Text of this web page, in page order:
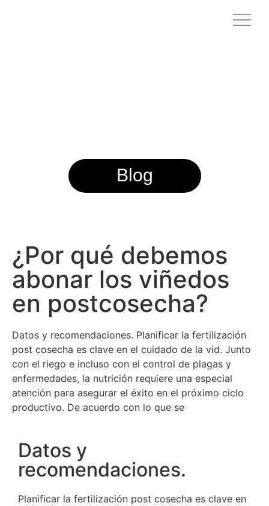
Blog
¿Por qué debemos
abonar los viñedos
en postcosecha?
Datos y recomendaciones. Planificar la fertilización
post cosecha es clave en el cuidado de la vid. Junto
con el riego e incluso con el control de plagas y
enfermedades, la nutrición requiere una especial
atención para asegurar el éxito en el próximo ciclo
productivo. De acuerdo con lo que se
Datos y
recomendaciones.
Planificar la fertilización post cosecha es clave en